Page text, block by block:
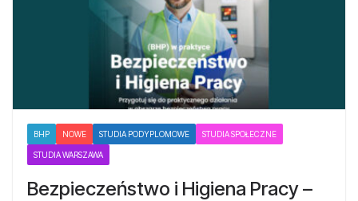
BHP NOWE STUDIA PODYPLOMOWE STUDIA SPOŁECZNE
STUDIA WARSZAWA
Bezpieczeństwo i Higiena Pracy –